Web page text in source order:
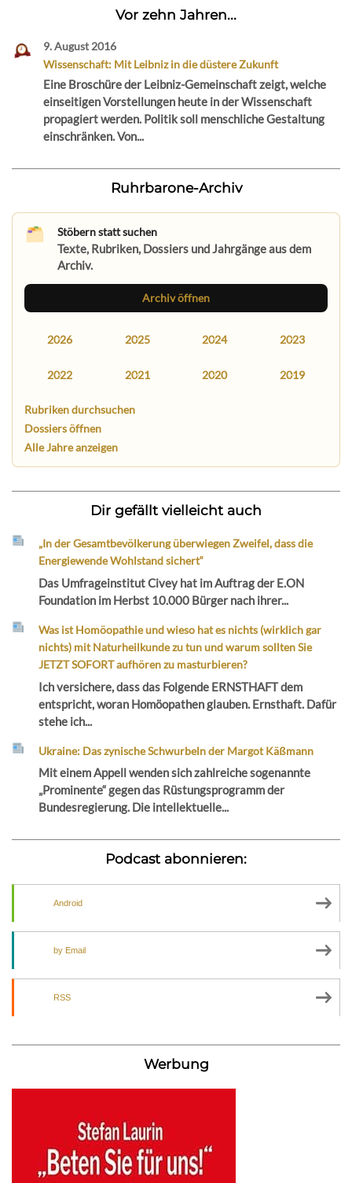
Vor zehn Jahren...
9. August 2016
Wissenschaft: Mit Leibniz in die düstere Zukunft
Eine Broschüre der Leibniz-Gemeinschaft zeigt, welche
einseitigen Vorstellungen heute in der Wissenschaft
propagiert werden. Politik soll menschliche Gestaltung
einschränken. Von...
Ruhrbarone-Archiv
Stöbern statt suchen
Texte, Rubriken, Dossiers und Jahrgänge aus dem
Archiv.
Archiv öffnen
2026 2025 2024 2023
2022 2021 2020 2019
Rubriken durchsuchen
Dossiers öffnen
Alle Jahre anzeigen
Dir gefällt vielleicht auch
„In der Gesamtbevölkerung überwiegen Zweifel, dass die
Energiewende Wohlstand sichert“
Das Umfrageinstitut Civey hat im Auftrag der E.ON
Foundation im Herbst 10.000 Bürger nach ihrer...
Was ist Homöopathie und wieso hat es nichts (wirklich gar
nichts) mit Naturheilkunde zu tun und warum sollten Sie
JETZT SOFORT aufhören zu masturbieren?
Ich versichere, dass das Folgende ERNSTHAFT dem
entspricht, woran Homöopathen glauben. Ernsthaft. Dafür
stehe ich...
Ukraine: Das zynische Schwurbeln der Margot Käßmann
Mit einem Appell wenden sich zahlreiche sogenannte
„Prominente“ gegen das Rüstungsprogramm der
Bundesregierung. Die intellektuelle...
Podcast abonnieren:
Android
by Email
RSS
Werbung